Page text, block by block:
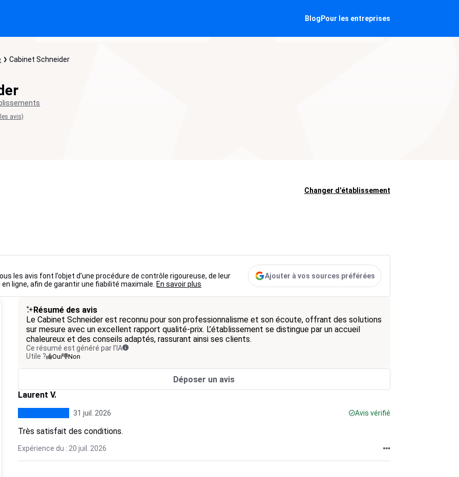
Blog Pour les entreprises
Cabinet Schneider
avis)
Changer d'établissement
les avis font l’objet d’une procédure de contrôle rigoureuse, de leur
ligne, afin de garantir une fiabilité maximale. En savoir plus
Ajouter à vos sources préférées
Résumé des avis
Le Cabinet Schneider est reconnu pour son professionnalisme et son écoute, offrant des solutions
sur mesure avec un excellent rapport qualité-prix. L’établissement se distingue par un accueil
chaleureux et des conseils adaptés, rassurant ainsi ses clients.
Ce résumé est généré par l’IA
Utile ?
Oui Non
Déposer un avis
Laurent V.
31 juil. 2026 Avis vérifié
Très satisfait des conditions.
Expérience du : 20 juil. 2026